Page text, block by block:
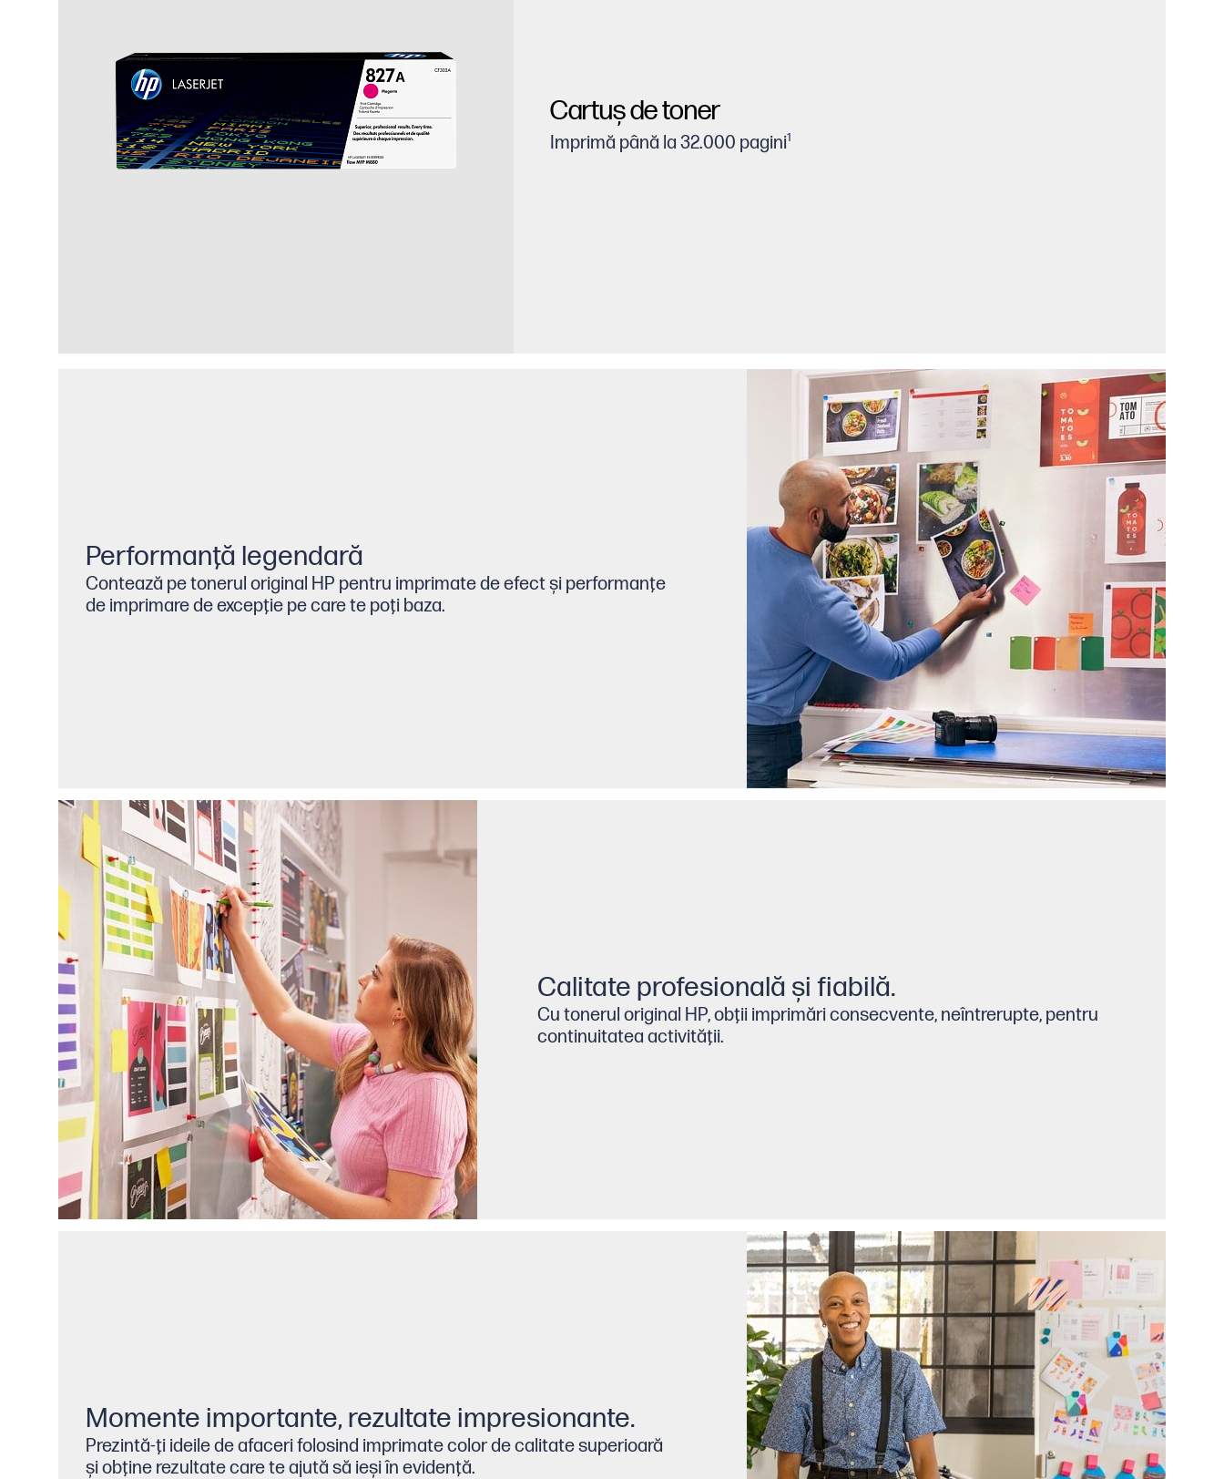
Cartuş de toner
Imprimă până la 32.000 pagini1
Performanţă legendară
Contează pe tonerul original HP pentru imprimate de efect şi performanţe
de imprimare de excepţie pe care te poţi baza.
Calitate profesională şi fiabilă.
Cu tonerul original HP, obţii imprimări consecvente, neîntrerupte, pentru
continuitatea activităţii.
Momente importante, rezultate impresionante.
Prezintă-ţi ideile de afaceri folosind imprimate color de calitate superioară
şi obţine rezultate care te ajută să ieşi în evidenţă.